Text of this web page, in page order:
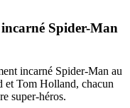
Spider-Man
incarné Spider-Man au
Tom Holland, chacun
super-héros.